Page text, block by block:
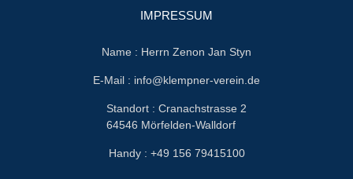
IMPRESSUM
Name : Herrn Zenon Jan Styn
E-Mail : info@klempner-verein.de
Standort : Cranachstrasse 2
64546 Mörfelden-Walldorf
Handy : +49 156 79415100